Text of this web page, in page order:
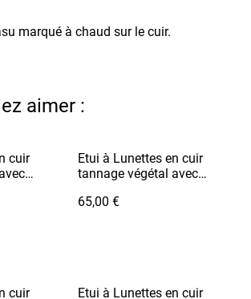
marqué à chaud sur le cuir.
aimer :
cuir
Etui à Lunettes en cuir
tannage végétal avec
Soleil
65,00 €
cuir
Etui à Lunettes en cuir